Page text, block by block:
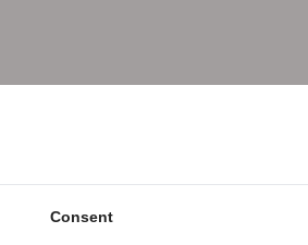
Consent